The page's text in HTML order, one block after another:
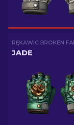
RĘKAWIC BROKEN
JADE